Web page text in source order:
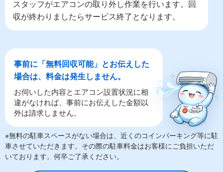
スタッフがエアコンの取り外し作業を行います。回
収が終わりましたらサービス終了となります。
事前に「無料回収可能」とお伝えした
場合は、料金は発生しません。
お伺いした内容とエアコン設置状況に相
違がなければ、事前にお伝えした金額以
外は請求しません。
※無料の駐車スペースがない場合は、近くのコインパーキング等に駐
車させていただきます。その際の駐車料金はお客様にご負担いただ
いております。何卒ご了承ください。